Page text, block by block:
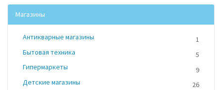
Магазины
Антикварные магазины
1
Бытовая техника
5
Гипермаркеты
9
Детские магазины
26